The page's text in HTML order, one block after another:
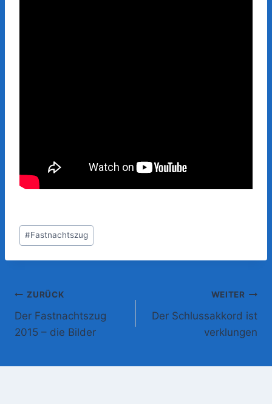
Schlagworte:
#Fastnachtszug
Beitragsnavigation
ZURÜCK
Der Fastnachtszug
2015 – die Bilder
WEITER
Der Schlussakkord ist
verklungen